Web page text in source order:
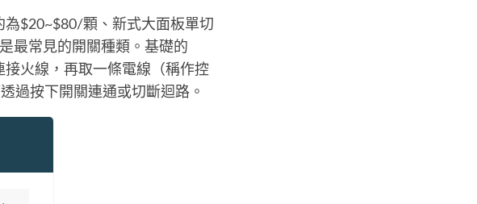
$20~$80/顆、新式大面板單切
最常見的開關種類。基礎的
接火線，再取一條電線（稱作控
過按下開關連通或切斷迴路。